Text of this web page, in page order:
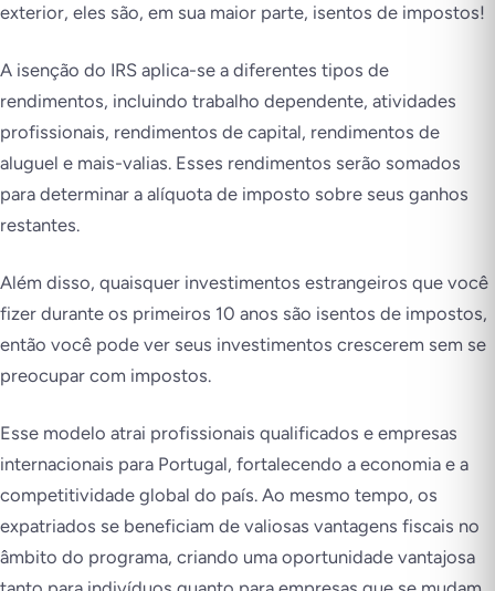
exterior, eles são, em sua maior parte, isentos de impostos!
A isenção do IRS aplica-se a diferentes tipos de
rendimentos, incluindo trabalho dependente, atividades
profissionais, rendimentos de capital, rendimentos de
aluguel e mais-valias. Esses rendimentos serão somados
para determinar a alíquota de imposto sobre seus ganhos
restantes.
Além disso, quaisquer investimentos estrangeiros que você
fizer durante os primeiros 10 anos são isentos de impostos,
então você pode ver seus investimentos crescerem sem se
preocupar com impostos.
Esse modelo atrai profissionais qualificados e empresas
internacionais para Portugal, fortalecendo a economia e a
competitividade global do país. Ao mesmo tempo, os
expatriados se beneficiam de valiosas vantagens fiscais no
âmbito do programa, criando uma oportunidade vantajosa